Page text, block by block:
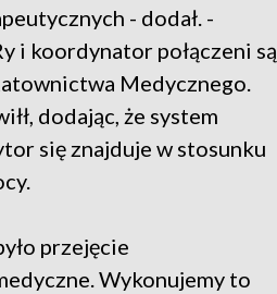
- dodał. -
i koordynator połączeni są
Medycznego.
dodając, że system
się znajduje w stosunku
przejęcie
Wykonujemy to